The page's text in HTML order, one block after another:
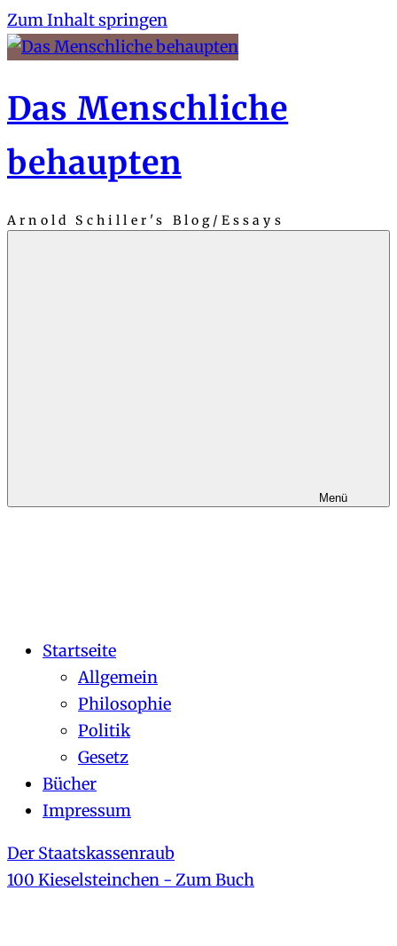
Zum Inhalt springen
Das Menschliche
behaupten
Arnold Schiller's Blog/Essays
Menü
Startseite
Allgemein
Philosophie
Politik
Gesetz
Bücher
Impressum
Der Staatskassenraub
100 Kieselsteinchen - Zum Buch